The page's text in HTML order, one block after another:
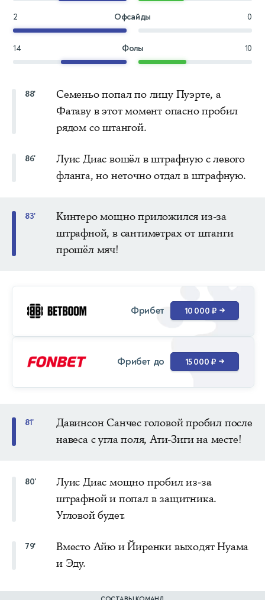
2 Офсайды 0
14 Фолы 10
88'
Семеньо попал по лицу Пуэрте, а
Фатаву в этот момент опасно пробил
рядом со штангой.
86'
Луис Диас вошёл в штрафную с левого
фланга, но неточно отдал в штрафную.
83'
Кинтеро мощно приложился из-за
штрафной, в сантиметрах от штанги
прошёл мяч!
Фрибет 10 000 ₽ →
Фрибет до 15 000 ₽ →
81'
Давинсон Санчес головой пробил после
навеса с угла поля, Ати-Зиги на месте!
80'
Луис Диас мощно пробил из-за
штрафной и попал в защитника.
Угловой будет.
79'
Вместо Айю и Йиренки выходят Нуама
и Эду.